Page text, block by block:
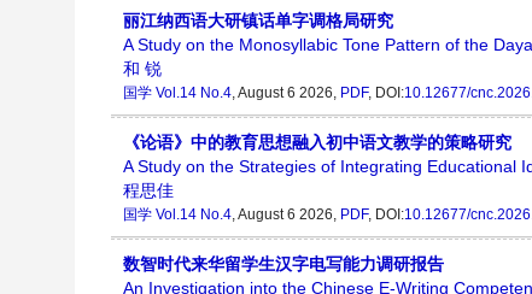
丽江纳西语大研镇话单字调格局研究
A Study on the Monosyllabic Tone Pattern of the
和 锐
国学 Vol.14 No.4, August 6 2026, PDF, DOI:10.12677/
《论语》中的教育思想融入初中语文教学的策略研究
A Study on the Strategies of Integrating Educational
程思佳
国学 Vol.14 No.4, August 6 2026, PDF, DOI:10.12677/
数智时代来华留学生汉字电写能力调研报告
An Investigation into the Chinese E-Writing